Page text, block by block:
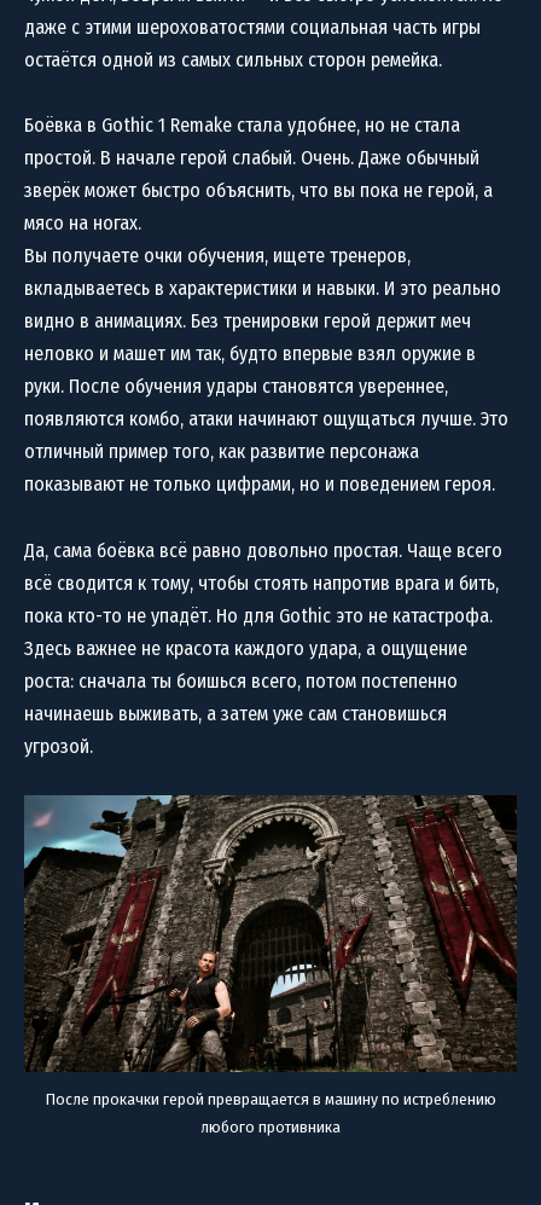
даже с этими шероховатостями социальная часть игры
остаётся одной из самых сильных сторон ремейка.
Боёвка в Gothic 1 Remake стала удобнее, но не стала
простой. В начале герой слабый. Очень. Даже обычный
зверёк может быстро объяснить, что вы пока не герой, а
мясо на ногах.
Вы получаете очки обучения, ищете тренеров,
вкладываетесь в характеристики и навыки. И это реально
видно в анимациях. Без тренировки герой держит меч
неловко и машет им так, будто впервые взял оружие в
руки. После обучения удары становятся увереннее,
появляются комбо, атаки начинают ощущаться лучше. Это
отличный пример того, как развитие персонажа
показывают не только цифрами, но и поведением героя.
Да, сама боёвка всё равно довольно простая. Чаще всего
всё сводится к тому, чтобы стоять напротив врага и бить,
пока кто-то не упадёт. Но для Gothic это не катастрофа.
Здесь важнее не красота каждого удара, а ощущение
роста: сначала ты боишься всего, потом постепенно
начинаешь выживать, а затем уже сам становишься
угрозой.
После прокачки герой превращается в машину по истреблению
любого противника